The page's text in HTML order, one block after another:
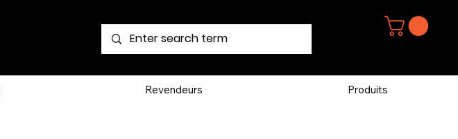
Revendeurs Produits